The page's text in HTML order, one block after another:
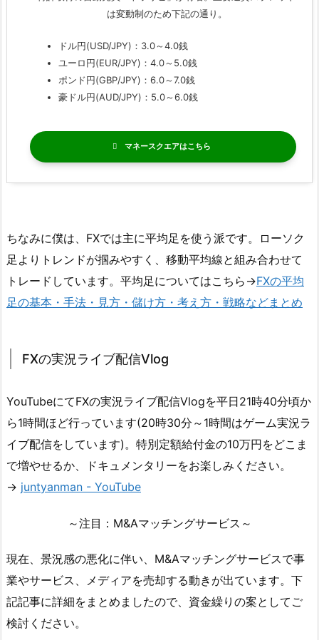
は変動制のため下記の通り。
ドル円(USD/JPY)：3.0～4.0銭
ユーロ円(EUR/JPY)：4.0～5.0銭
ポンド円(GBP/JPY)：6.0～7.0銭
豪ドル円(AUD/JPY)：5.0～6.0銭
マネースクエア
ちなみに僕は、FXでは主に平均足を使う派です。ローソク
足よりトレンドが掴みやすく、移動平均線と組み合わせて
トレードしています。平均足についてはこちら→FXの平均
足の基本・手法・見方・儲け方・考え方・戦略などまとめ
FXの実況ライブ配信Vlog
YouTubeにてFXの実況ライブ配信Vlogを平日21時40分頃か
ら1時間ほど行っています(20時30分～1時間はゲーム実況ラ
イブ配信をしています)。特別定額給付金の10万円をどこま
で増やせるか、ドキュメンタリーをお楽しみください。
→ juntyanman - YouTube
～注目：M&Aマッチングサービス～
現在、景況感の悪化に伴い、M&Aマッチングサービスで事
業やサービス、メディアを売却する動きが出ています。下
記記事に詳細をまとめましたので、資金繰りの案としてご
検討ください。